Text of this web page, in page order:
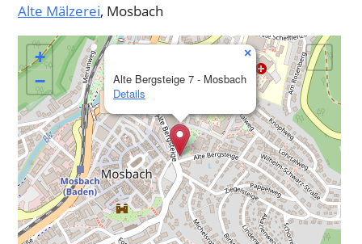
Alte Mälzerei, Mosbach
Alte Bergsteige 7 - Mosbach
Details
×
+
−